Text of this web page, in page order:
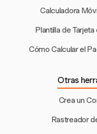
Calculadora
Plantilla de
Cómo Calcular el
Otras
Crea un
Rastreador